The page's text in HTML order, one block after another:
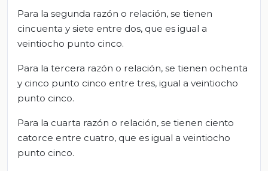
Para la segunda razón o relación, se tienen
cincuenta y siete entre dos, que es igual a
veintiocho punto cinco.
Para la tercera razón o relación, se tienen ochenta
y cinco punto cinco entre tres, igual a veintiocho
punto cinco.
Para la cuarta razón o relación, se tienen ciento
catorce entre cuatro, que es igual a veintiocho
punto cinco.